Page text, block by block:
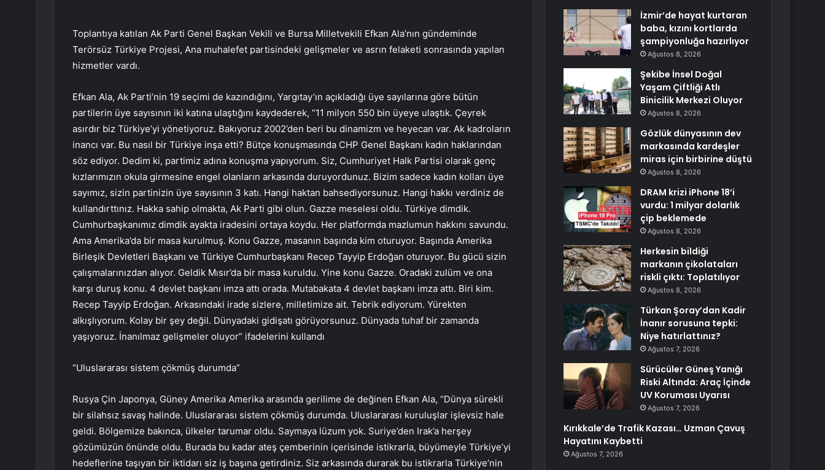
Toplantıya katılan Ak Parti Genel Başkan Vekili ve Bursa Milletvekili Efkan Ala’nın gündeminde
Terörsüz Türkiye Projesi, Ana muhalefet partisindeki gelişmeler ve asrın felaketi sonrasında yapılan
hizmetler vardı.
Efkan Ala, Ak Parti’nin 19 seçimi de kazındığını, Yargıtay’ın açıkladığı üye sayılarına göre bütün
partilerin üye sayısının iki katına ulaştığını kaydederek, “11 milyon 550 bin üyeye ulaştık. Çeyrek
asırdır biz Türkiye’yi yönetiyoruz. Bakıyoruz 2002’den beri bu dinamizm ve heyecan var. Ak kadroların
inancı var. Bu nasıl bir Türkiye inşa etti? Bütçe konuşmasında CHP Genel Başkanı kadın haklarından
söz ediyor. Dedim ki, partimiz adına konuşma yapıyorum. Siz, Cumhuriyet Halk Partisi olarak genç
kızlarımızın okula girmesine engel olanların arkasında duruyordunuz. Bizim sadece kadın kolları üye
sayımız, sizin partinizin üye sayısının 3 katı. Hangi haktan bahsediyorsunuz. Hangi hakkı verdiniz de
kullandırttınız. Hakka sahip olmakta, Ak Parti gibi olun. Gazze meselesi oldu. Türkiye dimdik.
Cumhurbaşkanımız dimdik ayakta iradesini ortaya koydu. Her platformda mazlumun hakkını savundu.
Ama Amerika’da bir masa kurulmuş. Konu Gazze, masanın başında kim oturuyor. Başında Amerika
Birleşik Devletleri Başkanı ve Türkiye Cumhurbaşkanı Recep Tayyip Erdoğan oturuyor. Bu gücü sizin
çalışmalarınızdan alıyor. Geldik Mısır’da bir masa kuruldu. Yine konu Gazze. Oradaki zulüm ve ona
karşı duruş konu. 4 devlet başkanı imza attı orada. Mutabakata 4 devlet başkanı imza attı. Biri kim.
Recep Tayyip Erdoğan. Arkasındaki irade sizlere, milletimize ait. Tebrik ediyorum. Yürekten
alkışlıyorum. Kolay bir şey değil. Dünyadaki gidişatı görüyorsunuz. Dünyada tuhaf bir zamanda
yaşıyoruz. İnanılmaz gelişmeler oluyor” ifadelerini kullandı
“Uluslararası sistem çökmüş durumda”
Rusya Çin Japonya, Güney Amerika Amerika arasında gerilime de değinen Efkan Ala, “Dünya sürekli
bir silahsız savaş halinde. Uluslararası sistem çökmüş durumda. Uluslararası kuruluşlar işlevsiz hale
geldi. Bölgemize bakınca, ülkeler tarumar oldu. Saymaya lüzum yok. Suriye’den Irak’a herşey
gözümüzün önünde oldu. Burada bu kadar ateş çemberinin içerisinde istikrarla, büyümeyle Türkiye’yi
hedeflerine taşıyan bir iktidarı siz iş başına getirdiniz. Siz arkasında durarak bu istikrarla Türkiye’nin
İzmir’de hayat kurtaran
baba, kızını kortlarda
şampiyonluğa hazırlıyor
Ağustos 8, 2026
Şekibe İnsel Doğal
Yaşam Çiftliği Atlı
Binicilik Merkezi Oluyor
Ağustos 8, 2026
Gözlük dünyasının dev
markasında kardeşler
miras için birbirine düştü
Ağustos 8, 2026
DRAM krizi iPhone 18’i
vurdu: 1 milyar dolarlık
çip beklemede
Ağustos 8, 2026
Herkesin bildiği
markanın çikolataları
riskli çıktı: Toplatılıyor
Ağustos 8, 2026
Türkan Şoray’dan Kadir
İnanır sorusuna tepki:
Niye hatırlattınız?
Ağustos 7, 2026
Sürücüler Güneş Yanığı
Riski Altında: Araç İçinde
UV Koruması Uyarısı
Ağustos 7, 2026
Kırıkkale’de Trafik Kazası… Uzman Çavuş
Hayatını Kaybetti
Ağustos 7, 2026